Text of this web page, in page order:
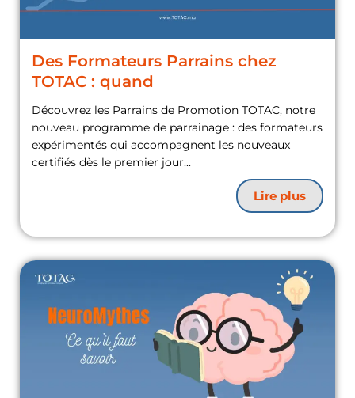
Des Formateurs Parrains chez
TOTAC : quand
Découvrez les Parrains de Promotion TOTAC, notre
nouveau programme de parrainage : des formateurs
expérimentés qui accompagnent les nouveaux
certifiés dès le premier jour...
Lire plus